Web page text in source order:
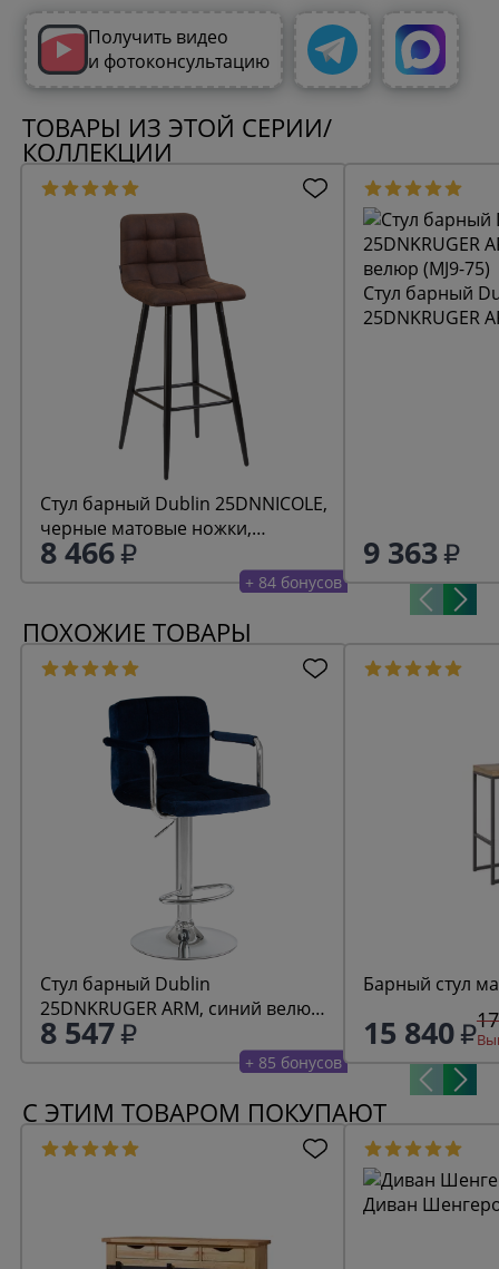
Получить видео
и фотоконсультацию
ТОВАРЫ ИЗ ЭТОЙ СЕРИИ/
КОЛЛЕКЦИИ
Стул барный Dublin 25DNNICOLE,
черные матовые ножки,
коричневая микрофибра (PK-03)
8 466
+ 84 бонусов
Стул барный
25DNKRUGER
9 363
ПОХОЖИЕ ТОВАРЫ
Стул барный Dublin
25DNKRUGER ARM, синий велюр
(MJ9-117)
8 547
+ 85 бонусов
Барный стул
15 840
С ЭТИМ ТОВАРОМ ПОКУПАЮТ
Диван